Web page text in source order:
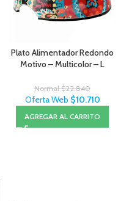
Plato Alimentador Redondo
Motivo – Multicolor – L
Normal$22.840
Oferta Web $10.710
AGREGAR AL CARRITO